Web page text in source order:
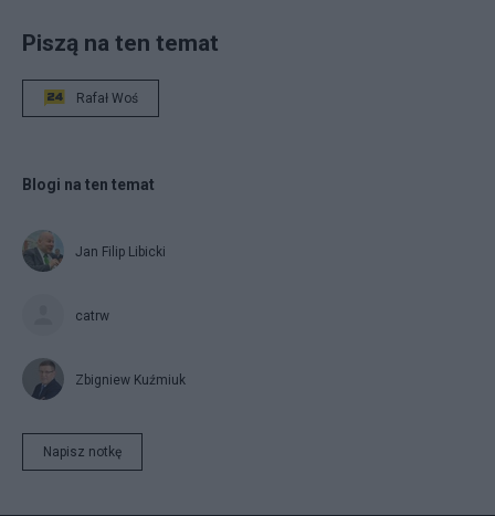
Piszą na ten temat
Rafał Woś
Blogi na ten temat
Jan Filip Libicki
catrw
Zbigniew Kuźmiuk
Napisz notkę